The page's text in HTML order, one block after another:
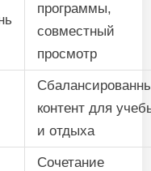
программы,
совместный
просмотр
контент для
и отдыха
Сочетание